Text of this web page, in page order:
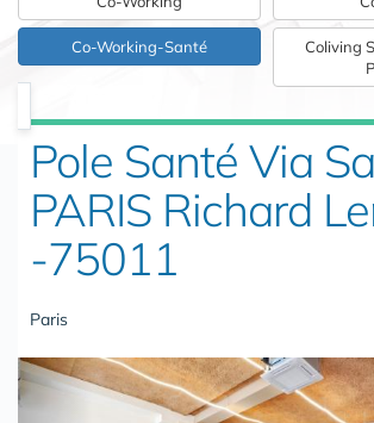
Co-Working-Santé
Coliving
Pole Santé Via
PARIS Richard
-75011
Paris